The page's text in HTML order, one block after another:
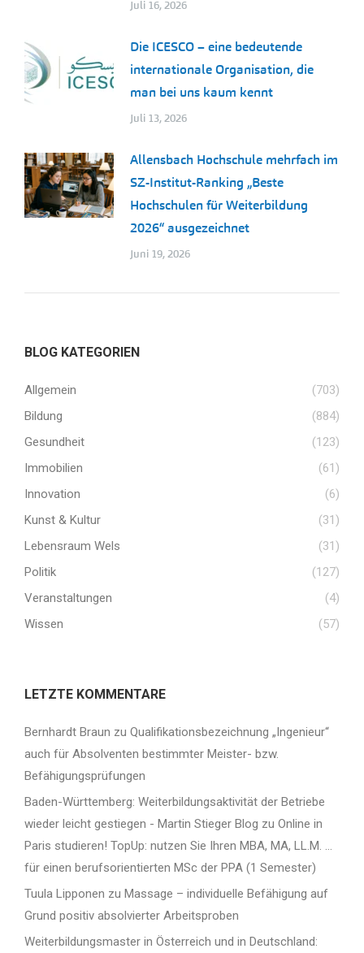
Juli 16, 2026
Die ICESCO – eine bedeutende
internationale Organisation, die
man bei uns kaum kennt
Juli 13, 2026
Allensbach Hochschule mehrfach im
SZ-Institut-Ranking „Beste
Hochschulen für Weiterbildung
2026“ ausgezeichnet
Juni 19, 2026
BLOG KATEGORIEN
Allgemein
(703)
Bildung
(884)
Gesundheit
(123)
Immobilien
(61)
Innovation
(6)
Kunst & Kultur
(31)
Lebensraum Wels
(31)
Politik
(127)
Veranstaltungen
(4)
Wissen
(57)
LETZTE KOMMENTARE
Bernhardt Braun zu Qualifikationsbezeichnung „Ingenieur“
auch für Absolventen bestimmter Meister- bzw.
Befähigungsprüfungen
Baden-Württemberg: Weiterbildungsaktivität der Betriebe
wieder leicht gestiegen - Martin Stieger Blog zu Online in
Paris studieren! TopUp: nutzen Sie Ihren MBA, MA, LL.M. …
für einen berufsorientierten MSc der PPA (1 Semester)
Tuula Lipponen zu Massage – individuelle Befähigung auf
Grund positiv absolvierter Arbeitsproben
Weiterbildungsmaster in Österreich und in Deutschland: